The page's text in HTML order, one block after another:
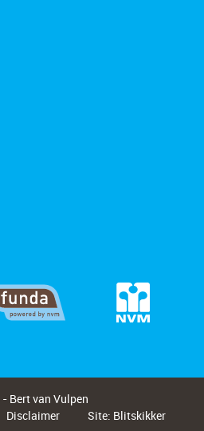
Bert van Vulpen
Disclaimer Site: Blitskikker